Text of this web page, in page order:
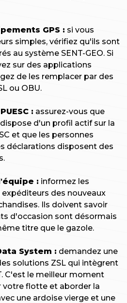
GPS : si vous
simples, vérifiez qu'ils sont
au système SENT-GEO. Si
sur des applications
de les remplacer par des
ou OBU.
: assurez-vous que
d'un profil actif sur la
et que les personnes
déclarations disposent des
: informez les
des nouveaux
Ils doivent savoir
d'occasion sont désormais
titre que le gazole.
System : demandez une
solutions ZSL qui intègrent
C'est le meilleur moment
votre flotte et aborder la
une ardoise vierge et une